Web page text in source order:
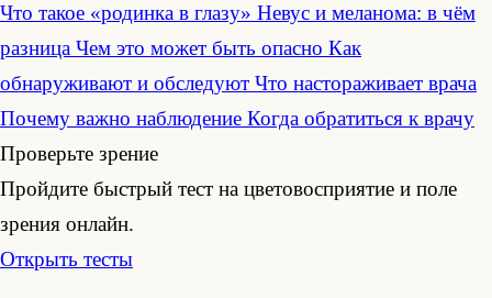
Что такое «родинка в глазу» Невус и меланома: в чём
разница Чем это может быть опасно Как
обнаруживают и обследуют Что настораживает врача
Почему важно наблюдение Когда обратиться к врачу
Проверьте зрение
Пройдите быстрый тест на цветовосприятие и поле
зрения онлайн.
Открыть тесты